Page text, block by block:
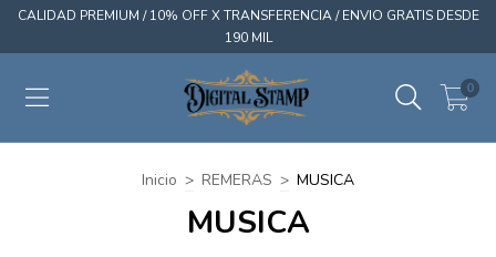
CALIDAD PREMIUM / 10% OFF X TRANSFERENCIA / ENVIO GRATIS DESDE
190 MIL
0
Inicio > REMERAS > MUSICA
MUSICA